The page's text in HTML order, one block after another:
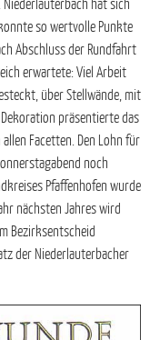
hat sich
so wertvolle Punkte
Abschluss der Rundfahrt
erwartete: Viel Arbeit
über Stellwände, mit
präsentierte das
Facetten. Den Lohn für
noch
Pfaffenhofen wurde
nächsten Jahres wird
Bezirksentscheid
der Niederlauterbacher